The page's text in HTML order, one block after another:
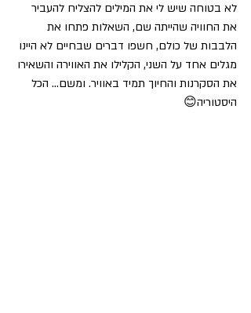
לא בטוחה שיש לי את המילים להצליח להעביר
את החוויה שהייתה שם, השאלות פתחו את
הלבבות של כולם, חשפו דברים שבחיים לא היינו
מגלים אחד על השני, הקלילו את האווירה והשאירו
את הסקרנות והחיוך תמיד באוויר. ומשם... הכל
היסטוריה😊